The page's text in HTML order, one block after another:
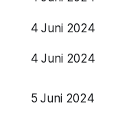
4 Juni 2024
4 Juni 2024
5 Juni 2024